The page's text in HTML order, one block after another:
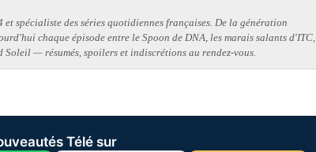
spécialiste des séries quotidiennes françaises. De la génération
chaque épisode entre le Spoon de DNA, les marais salants d'ITC,
— résumés, spoilers et indiscrétions au rendez-vous.
Télé sur